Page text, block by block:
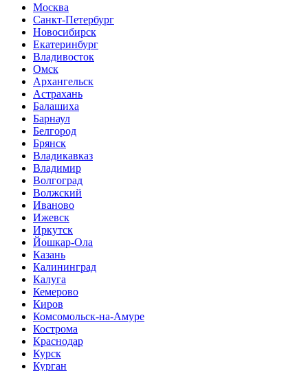
Москва
Санкт-Петербург
Новосибирск
Екатеринбург
Владивосток
Омск
Архангельск
Астрахань
Балашиха
Барнаул
Белгород
Брянск
Владикавказ
Владимир
Волгоград
Волжский
Иваново
Ижевск
Иркутск
Йошкар-Ола
Казань
Калининград
Калуга
Кемерово
Киров
Комсомольск-на-Амуре
Кострома
Краснодар
Курск
Курган